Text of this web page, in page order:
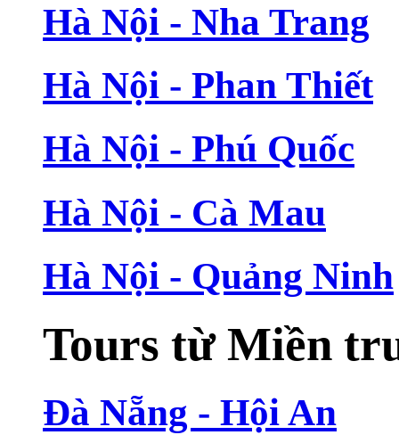
Hà Nội - Nha Trang
Hà Nội - Phan Thiết
Hà Nội - Phú Quốc
Hà Nội - Cà Mau
Hà Nội - Quảng Ninh
Tours từ Miền
Đà Nẵng - Hội An